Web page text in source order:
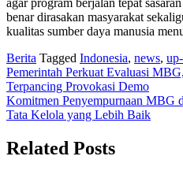
benar dirasakan masyarakat
kualitas sumber daya manusia
Berita Tagged Indonesia, news,
Post
navigation
Pemerintah Perkuat Evaluasi
Terpancing Provokasi Demo
Komitmen Penyempurnaan MBG
Tata Kelola yang Lebih Baik
Related Posts